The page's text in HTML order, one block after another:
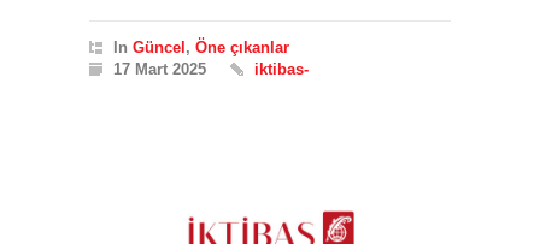
In Güncel, Öne çıkanlar
17 Mart 2025
iktibas-